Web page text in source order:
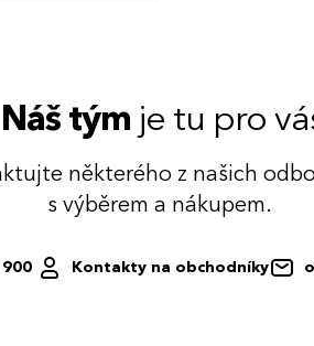
Náš tým je tu pro
některého z našich
s výběrem a nákupem.
Kontakty na obchodníky